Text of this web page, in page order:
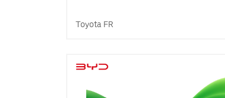
Toyota FR